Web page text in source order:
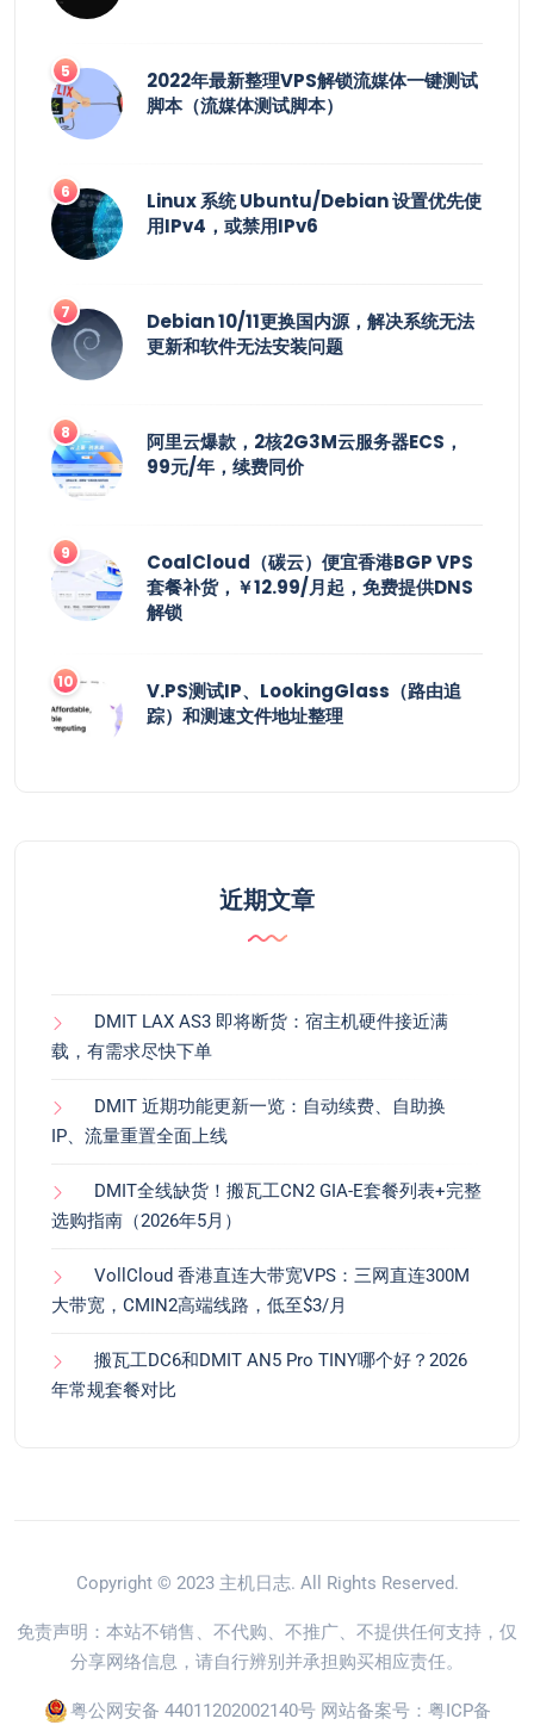
2022年最新整理VPS解锁流媒体一键测试
脚本（流媒体测试脚本）
Linux 系统 Ubuntu/Debian 设置优先使
用IPv4，或禁用IPv6
Debian 10/11更换国内源，解决系统无法
更新和软件无法安装问题
阿里云爆款，2核2G3M云服务器ECS，
99元/年，续费同价
CoalCloud（碳云）便宜香港BGP VPS
套餐补货，￥12.99/月起，免费提供DNS
解锁
V.PS测试IP、LookingGlass（路由追
踪）和测速文件地址整理
近期文章
DMIT LAX AS3 即将断货：宿主机硬件接近满
载，有需求尽快下单
DMIT 近期功能更新一览：自动续费、自助换
IP、流量重置全面上线
DMIT全线缺货！搬瓦工CN2 GIA-E套餐列表+完整
选购指南（2026年5月）
VollCloud 香港直连大带宽VPS：三网直连300M
大带宽，CMIN2高端线路，低至$3/月
搬瓦工DC6和DMIT AN5 Pro TINY哪个好？2026
年常规套餐对比
Copyright © 2023 主机日志. All Rights Reserved.
免责声明：本站不销售、不代购、不推广、不提供任何支持，仅
分享网络信息，请自行辨别并承担购买相应责任。
粤公网安备 44011202002140号 网站备案号： 粤ICP备